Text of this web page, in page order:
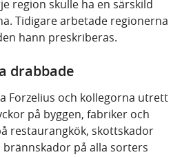
region skulle ha en särskild
Tidigare arbetade regionerna
hann preskriberas.
drabbade
Forzelius och kollegorna utrett
på byggen, fabriker och
restaurangkök, skottskador
på alla sorters